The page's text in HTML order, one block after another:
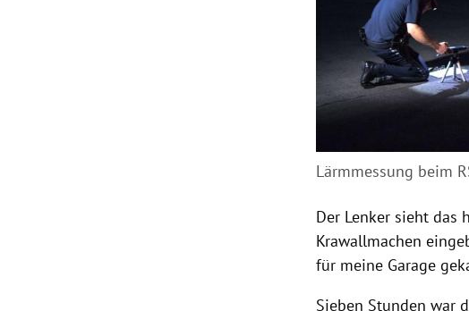
Lärmmessung beim
Der Lenker sieht das
Krawallmachen
für meine Garage
Sieben Stunden war